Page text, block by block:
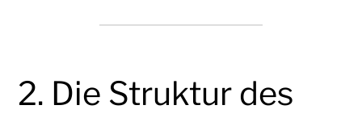
2. Die Struktur des